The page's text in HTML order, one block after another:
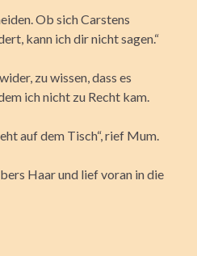
Ob sich Carstens
kann ich dir nicht sagen.“
zu wissen, dass es
ich nicht zu Recht kam.
auf dem Tisch“, rief Mum.
Haar und lief voran in die